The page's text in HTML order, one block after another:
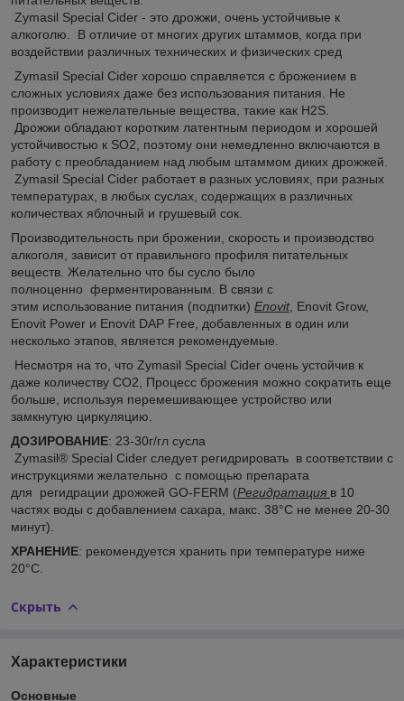
Zymasil Special Cider - это дрожжи, очень устойчивые к
алкоголю. В отличие от многих других штаммов, когда при
воздействии различных технических и физических сред
Zymasil Special Cider хорошо справляется с брожением в
сложных условиях даже без использования питания. Не
производит нежелательные вещества, такие как H2S.
Дрожжи обладают коротким латентным периодом и хорошей
устойчивостью к SO2, поэтому они немедленно включаются в
работу с преобладанием над любым штаммом диких дрожжей.
Zymasil Special Cider работает в разных условиях, при разных
температурах, в любых суслах, содержащих в различных
количествах яблочный и грушевый сок.
Производительность при брожении, скорость и производство
алкоголя, зависит от правильного профиля питательных
веществ. Желательно что бы сусло было
полноценно ферментированным. В связи с
этим использование питания (подпитки) Enovit, Enovit Grow,
Enovit Power и Enovit DAP Free, добавленных в один или
несколько этапов, является рекомендуемые.
Несмотря на то, что Zymasil Special Cider очень устойчив к
даже количеству CO2, Процесс брожения можно сократить еще
больше, используя перемешивающее устройство или
замкнутую циркуляцию.
ДОЗИРОВАНИЕ: 23-30г/гл сусла
Zymasil® Special Cider следует регидрировать в соответствии с
инструкциями желательно с помощью препарата
для регидрации дрожжей GO-FERM (Регидратация в 10
частях воды с добавлением сахара, макс. 38°C не менее 20-30
минут).
ХРАНЕНИЕ: рекомендуется хранить при температуре ниже
20°C.
Скрыть
Характеристики
Основные